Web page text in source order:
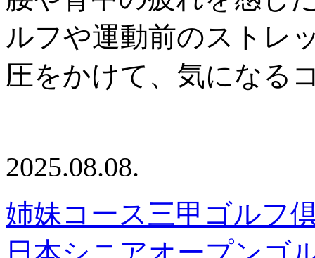
ルフや運動前のストレ
圧をかけて、気になる
2025.08.08.
姉妹コース三甲ゴルフ